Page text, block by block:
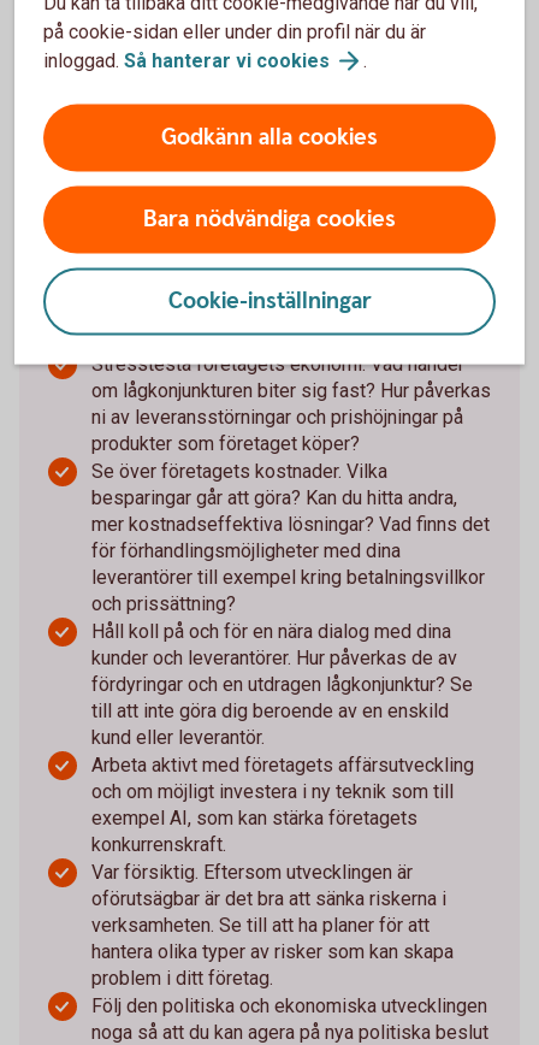
Så stärker du företagets
verksamhet i en föränderlig
värld:
Se till att hålla koll på företagets kassaflöde –
när pengar kommer in och när de går ut. Gör en
och i så fall när, du riskerar att få
likviditetsproblem.
finns, för att klara sämre tider och oförutsedda
utgifter.
Stresstesta företagets ekonomi. Vad händer
om lågkonjunkturen biter sig fast? Hur påverkas
ni av leveransstörningar och prishöjningar på
produkter som företaget köper?
Se över företagets kostnader. Vilka
besparingar går att göra? Kan du hitta andra,
mer kostnadseffektiva lösningar? Vad finns det
för förhandlingsmöjligheter med dina
leverantörer till exempel kring betalningsvillkor
och prissättning?
Håll koll på och för en nära dialog med dina
kunder och leverantörer. Hur påverkas de av
fördyringar och en utdragen lågkonjunktur? Se
till att inte göra dig beroende av en enskild
kund eller leverantör.
Arbeta aktivt med företagets affärsutveckling
och om möjligt investera i ny teknik som till
exempel AI, som kan stärka företagets
konkurrenskraft.
Var försiktig. Eftersom utvecklingen är
oförutsägbar är det bra att sänka riskerna i
verksamheten. Se till att ha planer för att
hantera olika typer av risker som kan skapa
problem i ditt företag.
Följ den politiska och ekonomiska utvecklingen
noga så att du kan agera på nya politiska beslut
på cookie-sidan eller under din profil när du är
inloggad. Så hanterar vi cookies .
Godkänn alla cookies
Bara nödvändiga cookies
Cookie-inställningar